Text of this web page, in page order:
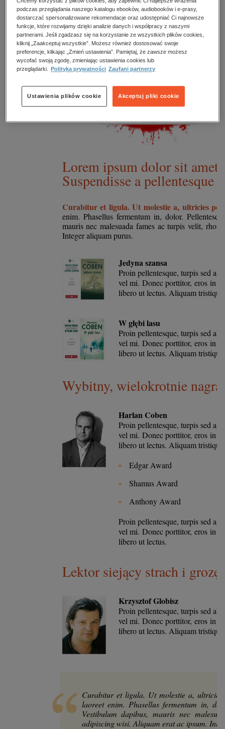
polityka, społeczno-informacyjne
psychologiczne
inne
popularno-naukowe
zdrowie
Lorem ipsum dolor sit
Suspendisse a pellentesque
Curabitur et ligula. Ut molestie a, ultricies
enim. Phasellus fermentum in, dolor.
mauris nec malesuada fames ac turpis velit,
Integer aliquam purus.
Jedyna szansa
Proin pellentesque, turpis sed
vel mi. Donec porttitor, eros in
libero ut lectus. Aliquam
W głębi lasu
Proin pellentesque, turpis sed
vel mi. Donec porttitor, eros in
libero ut lectus. Aliquam
Wybitny, wielokrotnie
Harlan Coben
Proin pellentesque, turpis sed
vel mi. Donec porttitor, eros in
libero ut lectus. Aliquam
Edgar Award
Shamus Award
Anthony Award
Proin pellentesque, turpis sed
vel mi. Donec porttitor, eros in
libero ut lectus.
Lektor siejący strach i grozę
Krzysztof Globisz
Proin pellentesque, turpis sed
vel mi. Donec porttitor, eros in
libero ut lectus. Aliquam
Curabitur et ligula. Ut molestie a,
laoreet enim. Phasellus fermentum in,
Vestibulum dapibus, mauris nec
adipiscing wisi. Aliquam erat ac ipsum.
podczas przeglądania naszego katalogu ebooków, audiobooków i e-prasy,
dostarczać spersonalizowane rekomendacje oraz udostępniać Ci najnowsze
funkcje, które rozwijamy dzięki analizie danych i współpracy z naszymi
partnerami. Jeśli zgadzasz się na korzystanie ze wszystkich plików cookies,
kliknij „Zaakceptuj wszystkie”. Możesz również dostosować swoje
preferencje, klikając „Zmień ustawienia”. Pamiętaj, że zawsze możesz
wycofać swoją zgodę, zmieniając ustawienia cookies lub
przeglądarki.
Polityka prywatności Zaufani partnerzy
Akceptuj pliki cookie
Ustawienia plików cookie